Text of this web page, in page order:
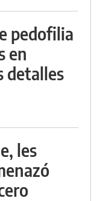
pedofilia
en
detalles
les